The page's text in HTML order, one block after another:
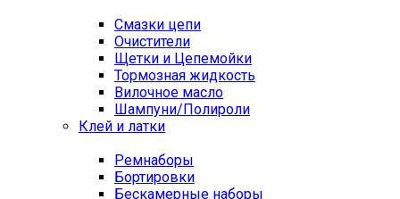
Смазки цепи
Очистители
Щетки и Цепемойки
Тормозная жидкость
Вилочное масло
Шампуни/Полироли
Клей и латки
Ремнаборы
Бортировки
Бескамерные наборы